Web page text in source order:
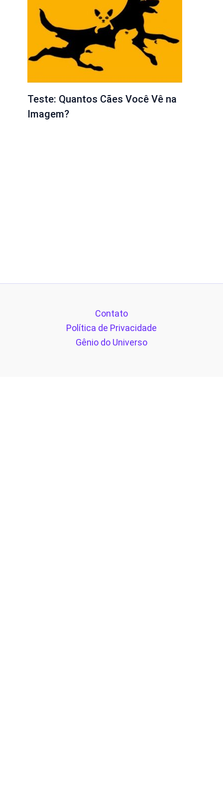
Teste: Quantos Cães Você Vê na
Imagem?
Contato
Política de Privacidade
Gênio do Universo